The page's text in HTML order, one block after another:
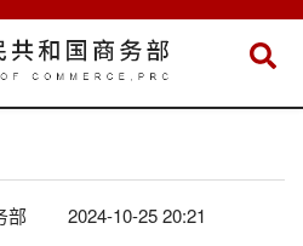
部 2024-10-25 20:21